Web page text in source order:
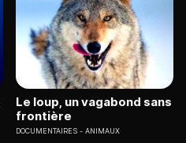
Le loup, un vagabond sans
frontière
DOCUMENTAIRES ANIMAUX